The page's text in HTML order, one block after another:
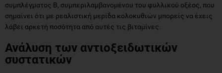
συμπλέγματος Β, συμπεριλαμβανομένου του φυλλικού οξέος, που
σημαίνει ότι με ρεαλιστική μερίδα κολοκυθιών μπορείς να έχεις
λάβει αρκετή ποσότητα από αυτές τις βιταμίνες.
Ανάλυση των αντιοξειδωτικών
συστατικών